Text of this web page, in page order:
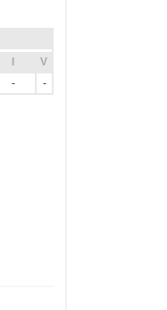
V
- -